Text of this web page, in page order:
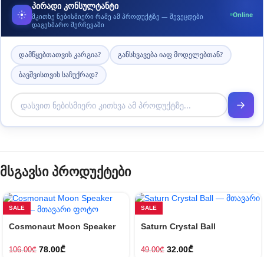
პირადი კონსულტანტი
მკითხე ნებისმიერი რამე ამ პროდუქტზე — შევეცდები
დაგეხმარო შერჩევაში
Online
დამწყებთათვის კარგია? განსხვავება იაფ მოდელებთან?
ბავშვისთვის საჩუქრად?
მსგავსი პროდუქტები
SALE
Cosmonaut Moon Speaker
106.00₾ 78.00₾
SALE
Saturn Crystal Ball
49.00₾ 32.00₾